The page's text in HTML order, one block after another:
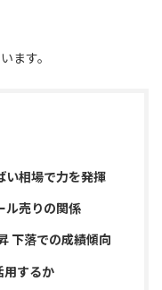
ます。
い相場で力を発揮
ル売りの関係
下落での成績傾向
用するか